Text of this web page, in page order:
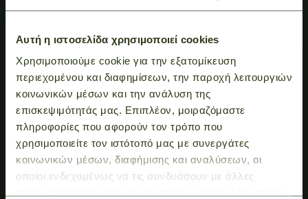
Αυτή η ιστοσελίδα χρησιμοποιεί cookies
Χρησιμοποιούμε cookie για την εξατομίκευση
περιεχομένου και διαφημίσεων, την παροχή λειτουργιών
κοινωνικών μέσων και την ανάλυση της
επισκεψιμότητάς μας. Επιπλέον, μοιραζόμαστε
πληροφορίες που αφορούν τον τρόπο που
χρησιμοποιείτε τον ιστότοπό μας με συνεργάτες
κοινωνικών μέσων, διαφήμισης και αναλύσεων, οι
οποίοι ενδεχομένως να τις συνδυάσουν με άλλες